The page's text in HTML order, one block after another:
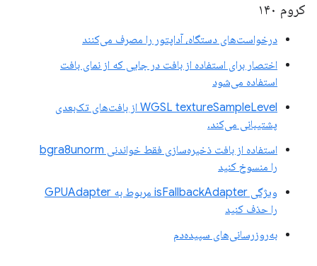
کروم ۱۴۰
درخواست‌های دستگاه، آداپتور را مصرف می‌کنند
اختصار برای استفاده از بافت در جایی که از نمای بافت
استفاده می‌شود
WGSL textureSampleLevel از بافت‌های تک‌بعدی
پشتیبانی می‌کند.
استفاده از بافت ذخیره‌سازی فقط خواندنی bgra8unorm
را منسوخ کنید
ویژگی isFallbackAdapter مربوط به GPUAdapter
را حذف کنید
به‌روزرسانی‌های سپیده‌دم